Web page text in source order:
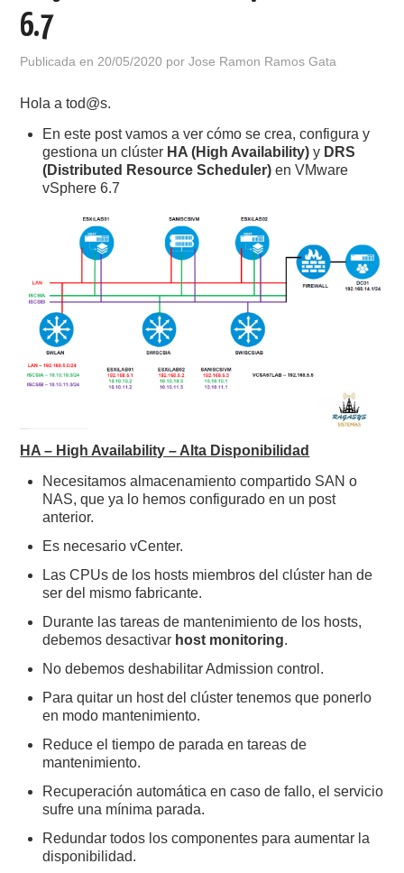
6.7
Publicada en 20/05/2020 porJose Ramon Ramos Gata
Hola a tod@s.
En este post vamos a ver cómo se crea, configura y
gestiona un clúster HA (High Availability) y DRS
(Distributed Resource Scheduler) en VMware
vSphere 6.7
HA – High Availability – Alta Disponibilidad
Necesitamos almacenamiento compartido SAN o
NAS, que ya lo hemos configurado en un post
anterior.
Es necesario vCenter.
Las CPUs de los hosts miembros del clúster han de
ser del mismo fabricante.
Durante las tareas de mantenimiento de los hosts,
debemos desactivar host monitoring.
No debemos deshabilitar Admission control.
Para quitar un host del clúster tenemos que ponerlo
en modo mantenimiento.
Reduce el tiempo de parada en tareas de
mantenimiento.
Recuperación automática en caso de fallo, el servicio
sufre una mínima parada.
Redundar todos los componentes para aumentar la
disponibilidad.